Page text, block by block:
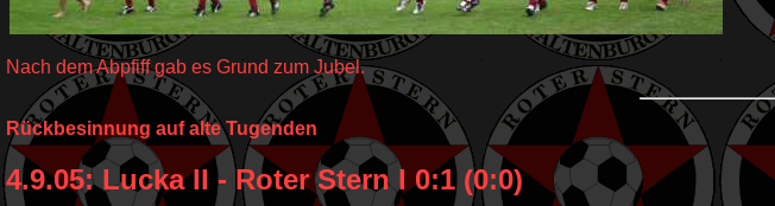
Nach dem Abpfiff gab es Grund zum Jubel.
Rückbesinnung auf alte Tugenden
4.9.05: Lucka II - Roter Stern I 0:1 (0:0)